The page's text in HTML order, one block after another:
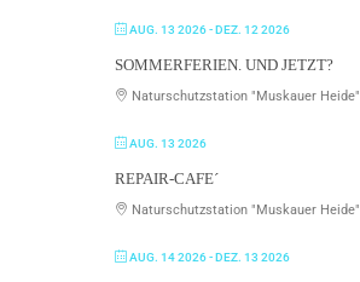
AUG. 13 2026- DEZ. 12 2026
SOMMERFERIEN. UND JETZT?
Naturschutzstation "Muskauer Heide"
AUG. 13 2026
REPAIR-CAFE´
Naturschutzstation "Muskauer Heide"
AUG. 14 2026- DEZ. 13 2026